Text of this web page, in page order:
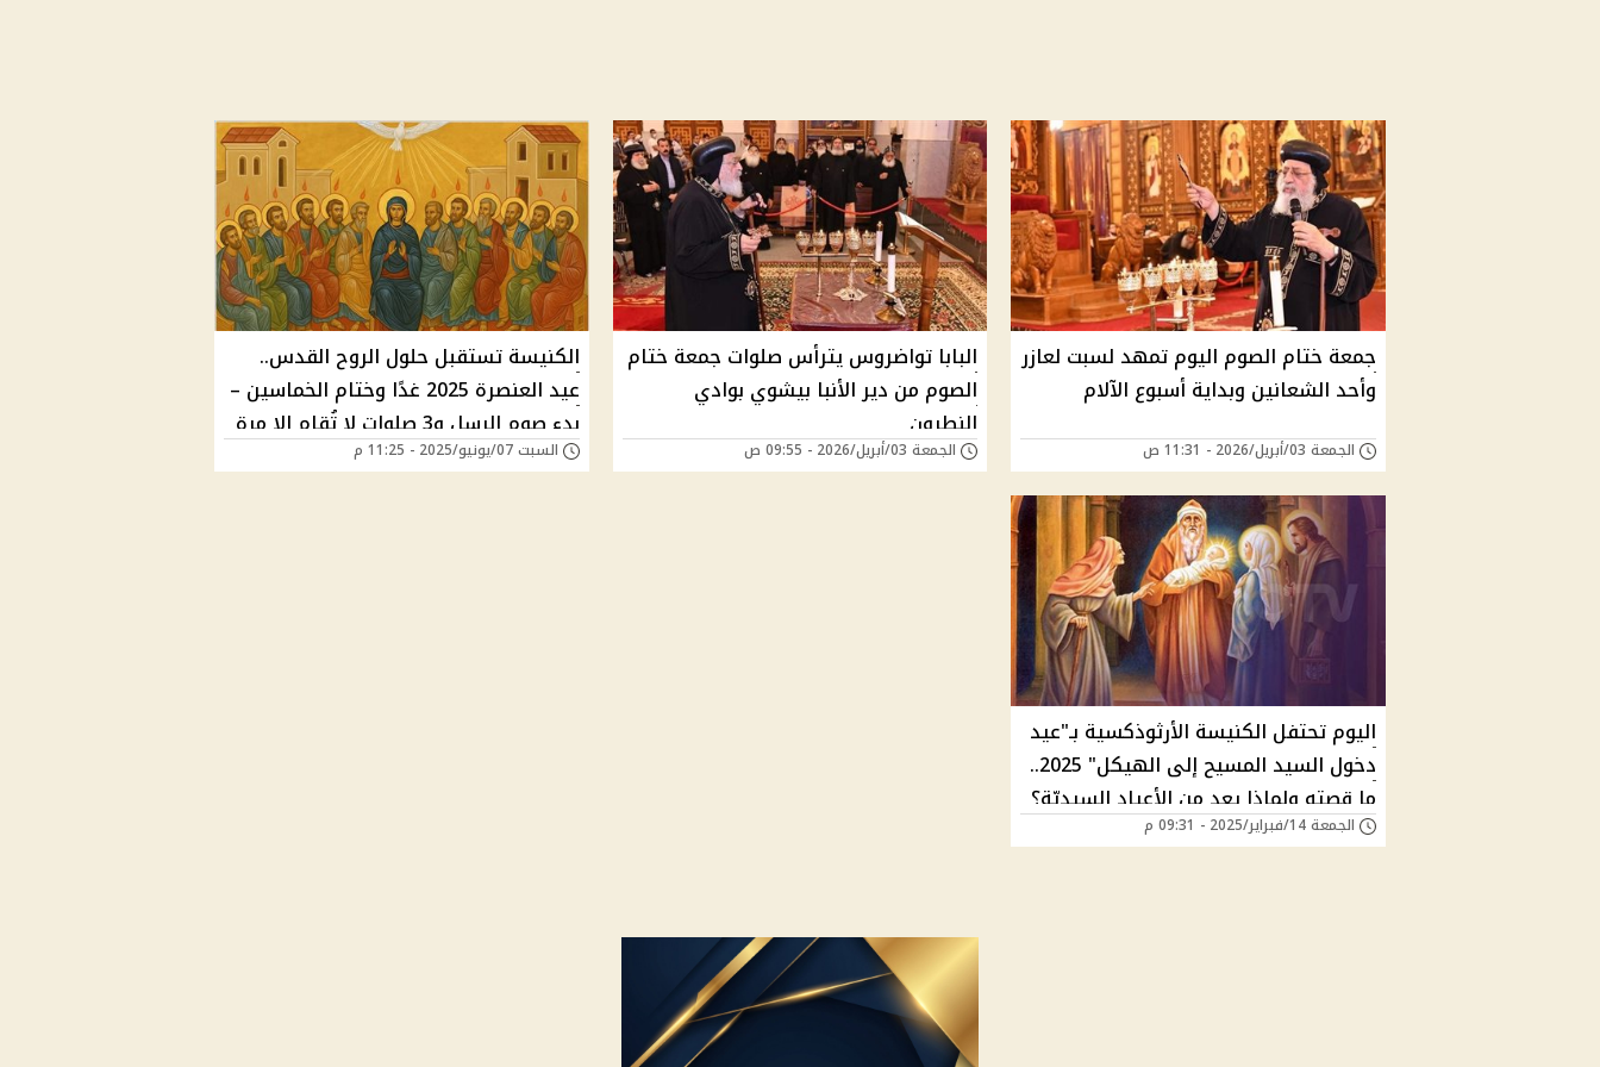
جمعة ختام الصوم اليوم تمهد لسبت لعازر
وأحد الشعانين وبداية أسبوع الآلام
الجمعة 03/أبريل/2026 - 11:31 ص
البابا تواضروس يترأس صلوات جمعة ختام
الصوم من دير الأنبا بيشوي بوادي
النطرون
الجمعة 03/أبريل/2026 - 09:55 ص
الكنيسة تستقبل حلول الروح القدس..
عيد العنصرة 2025 غدًا وختام الخماسين –
بدء صوم الرسل و3 صلوات لا تُقام إلا مرة
كل عام
السبت 07/يونيو/2025 - 11:25 م
اليوم تحتفل الكنيسة الأرثوذكسية بـ"عيد
دخول السيد المسيح إلى الهيكل" 2025..
ما قصته ولماذا يعد من الأعياد السيديّة؟
الجمعة 14/فبراير/2025 - 09:31 م